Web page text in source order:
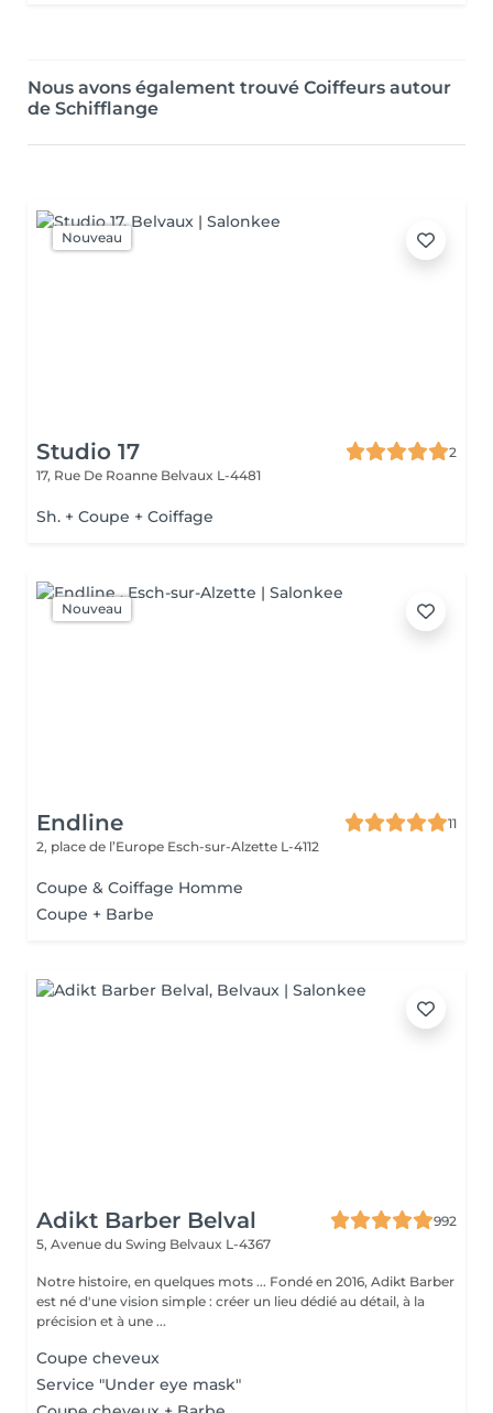
Nous avons également trouvé Coiffeurs autour
de Schifflange
Nouveau
Studio 17
2
17, Rue De Roanne Belvaux L-4481
Sh. + Coupe + Coiffage
Nouveau
Endline
11
2, place de l’Europe Esch-sur-Alzette L-4112
Coupe & Coiffage Homme
Coupe + Barbe
Adikt Barber Belval
992
5, Avenue du Swing Belvaux L-4367
Notre histoire, en quelques mots ... Fondé en 2016, Adikt Barber
est né d'une vision simple : créer un lieu dédié au détail, à la
précision et à une ...
Coupe cheveux
Service "Under eye mask"